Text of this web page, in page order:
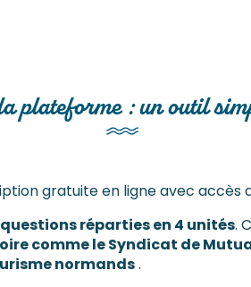
plateforme : un outil
gratuite en ligne avec accès
questions réparties en 4 unités.
comme le Syndicat de
normands.